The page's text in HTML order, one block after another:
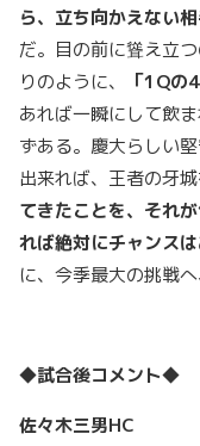
ら、立ち向かえない相
だ。目の前に聳え立
りのように、
「1Qの4
あれば一瞬にして飲
ずある。慶大らしい
出来れば、王者の牙
てきたことを、それが
れば絶対にチャンスは
に、今季最大の挑戦
◆試合後コメント◆
佐々木三男HC